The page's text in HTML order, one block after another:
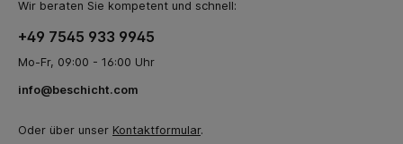
Wir beraten Sie kompetent und schnell:
+49 7545 933 9945
Mo-Fr, 09:00 - 16:00 Uhr
info@beschicht.com
Oder über unser Kontaktformular.